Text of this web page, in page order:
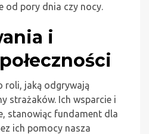
od pory dnia czy nocy.
i
roli, jaką odgrywają
strażaków. Ich wsparcie i
stanowiąc fundament dla
ich pomocy nasza